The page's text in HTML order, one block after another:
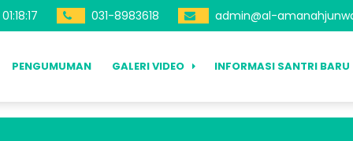
01:18:19 031-8983618 admin@al-
PENGUMUMAN GALERI VIDEO INFORMASI SANTRI BARU